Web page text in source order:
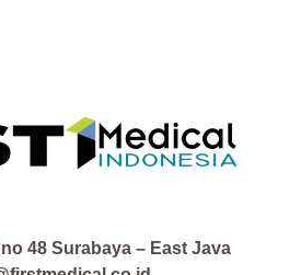
48 Surabaya – East Java